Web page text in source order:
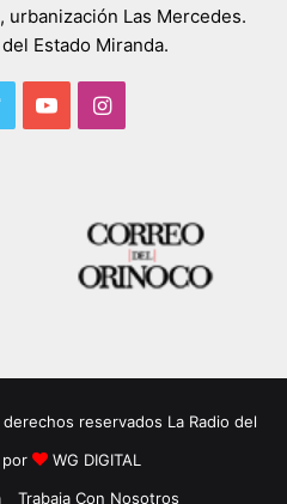
Las Mercedes.
Estado Miranda.
TwitterYouTubeInstagram
reservados La Radio del
WG DIGITAL
Trabaja Con Nosotros